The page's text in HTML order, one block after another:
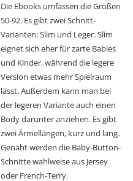
Die Ebooks umfassen die Größen
50-92. Es gibt zwei Schnitt-
Varianten: Slim und Leger. Slim
eignet sich eher für zarte Babies
und Kinder, während die legere
Version etwas mehr Spielraum
lässt. Außerdem kann man bei
der legeren Variante auch einen
Body darunter anziehen. Es gibt
zwei Ärmellängen, kurz und lang.
Genäht werden die Baby-Button-
Schnitte wahlweise aus Jersey
oder French-Terry.